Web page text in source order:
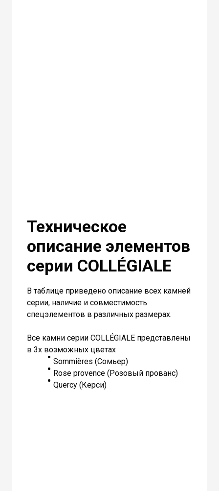
Техническое
описание элементов
серии COLLÉGIALE
В таблице приведено описание всех камней
серии, наличие и совместимость
спецэлементов в различных размерах.
Все камни серии COLLÉGIALE представлены
в 3х возможных цветах
Sommières (Сомьер)
Rose provence (Розовый прованс)
Quercy (Керси)